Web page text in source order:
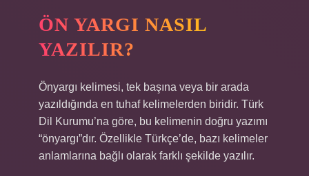
ÖN YARGI NASIL
YAZILIR?
Önyargı kelimesi, tek başına veya bir arada
yazıldığında en tuhaf kelimelerden biridir. Türk
Dil Kurumu’na göre, bu kelimenin doğru yazımı
“önyargı”dır. Özellikle Türkçe’de, bazı kelimeler
anlamlarına bağlı olarak farklı şekilde yazılır.